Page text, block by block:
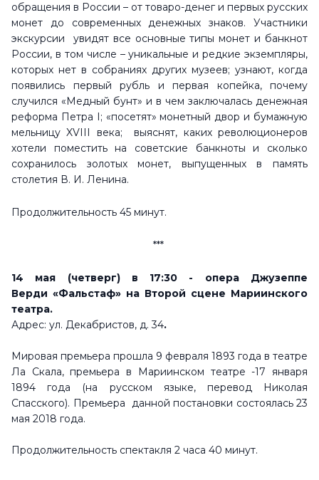
обращения в России – от товаро-денег и первых русских
монет до современных денежных знаков. Участники
экскурсии увидят все основные типы монет и банкнот
России, в том числе – уникальные и редкие экземпляры,
которых нет в собраниях других музеев; узнают, когда
появились первый рубль и первая копейка, почему
случился «Медный бунт» и в чем заключалась денежная
реформа Петра I; «посетят» монетный двор и бумажную
мельницу XVIII века;
выяснят, каких революционеров
хотели поместить на советские банкноты и сколько
сохранилось золотых монет, выпущенных в память
столетия В. И. Ленина.
Продолжительность 45 минут.
***
14 мая (четверг) в 17:30 - опера Джузеппе
Верди «Фальстаф» на Второй сцене Мариинского
театра.
Адрес: ул. Декабристов, д. 34.
Мировая премьера прошла 9 февраля 1893 года в театре
Ла Скала, премьера в Мариинском театре -17 января
1894 года (на русском языке, перевод Николая
Спасского). Премьера данной постановки состоялась 23
мая 2018 года.
Продолжительность спектакля 2 часа 40 минут.